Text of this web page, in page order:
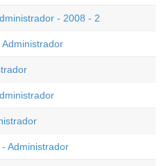
- 2008 - 2
Administrador
Administrador